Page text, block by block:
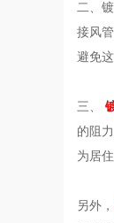
二、
接风
避免
三、
的阻
为居
另外，